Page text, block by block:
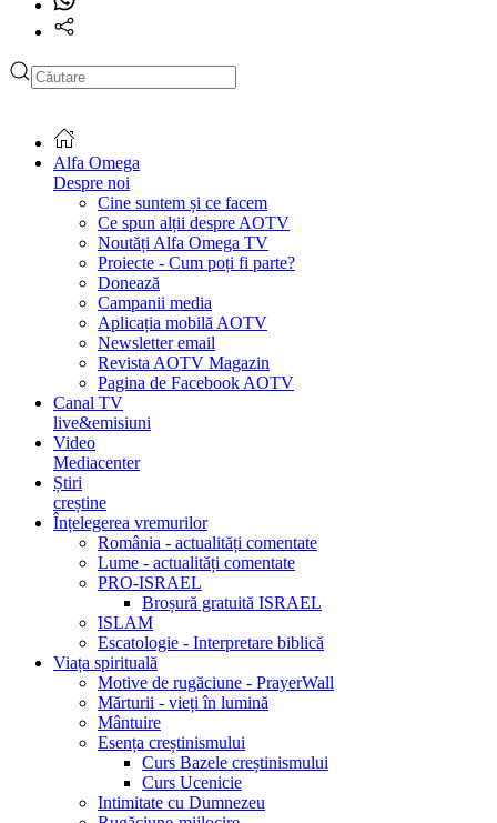
Alfa Omega
Despre noi
Cine suntem și ce facem
Ce spun alții despre AOTV
Noutăți Alfa Omega TV
Proiecte - Cum poți fi parte?
Donează
Campanii media
Aplicația mobilă AOTV
Newsletter email
Revista AOTV Magazin
Pagina de Facebook AOTV
Canal TV
live&emisiuni
Video
Mediacenter
Știri
creștine
Înțelegerea vremurilor
România - actualități comentate
Lume - actualități comentate
PRO-ISRAEL
Broșură gratuită ISRAEL
ISLAM
Escatologie - Interpretare biblică
Viața spirituală
Motive de rugăciune - PrayerWall
Mărturii - vieți în lumină
Mântuire
Esența creștinismului
Curs Bazele creștinismului
Curs Ucenicie
Intimitate cu Dumnezeu